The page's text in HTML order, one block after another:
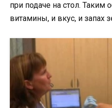
при подаче на стол. Таким
витамины, и вкус, и запах